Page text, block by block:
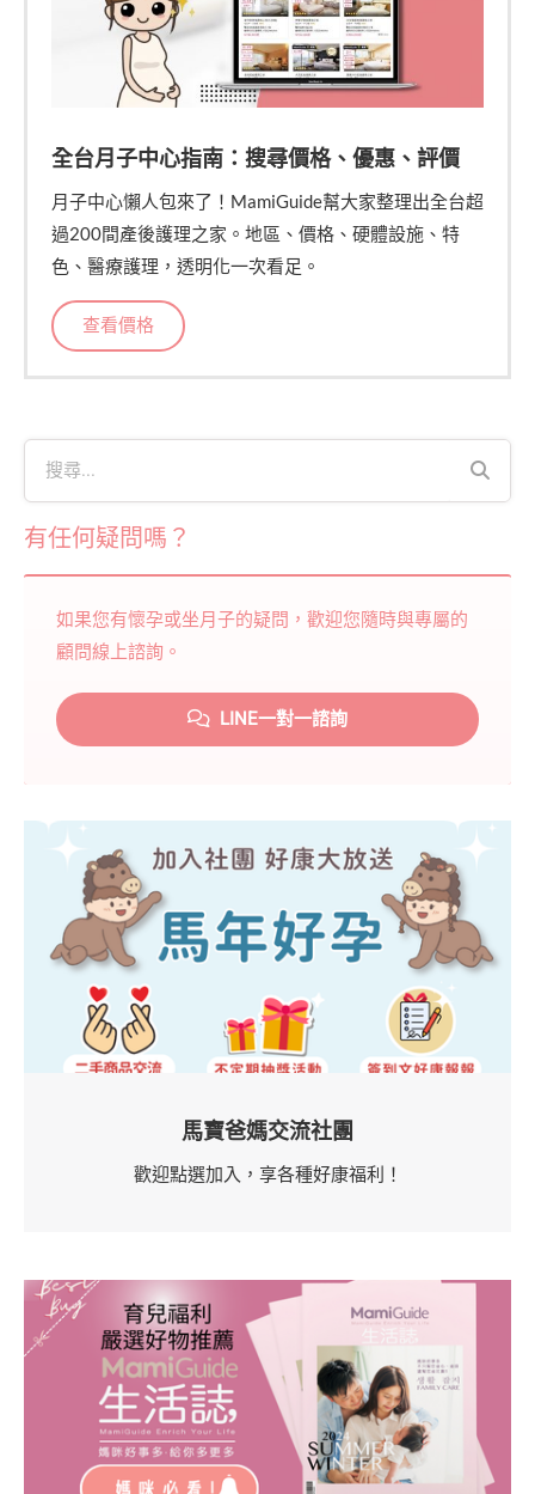
全台月子中心指南：搜尋價格、優惠、評價
月子中心懶人包來了！MamiGuide幫大家整理出全台超
過200間產後護理之家。地區、價格、硬體設施、特
色、醫療護理，透明化一次看足。
查看價格
有任何疑問嗎？
如果您有懷孕或坐月子的疑問，歡迎您隨時與專屬的
顧問線上諮詢。
LINE一對一諮詢
馬寶爸媽交流社團
歡迎點選加入，享各種好康福利！